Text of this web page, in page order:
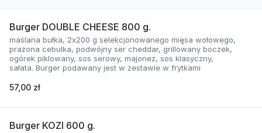
Burger DOUBLE CHEESE 800 g.
maślana bułka, 2x200 g selekcjonowanego mięsa wołowego,
prażona cebulka, podwójny ser cheddar, grillowany boczek,
ogórek piklowany, sos serowy, majonez, sos klasyczny,
sałata. Burger podawany jest w zestawie w frytkami
57,00 zł
Burger KOZI 600 g.